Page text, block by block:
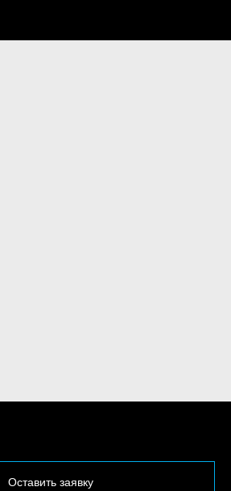
Оставить заявку